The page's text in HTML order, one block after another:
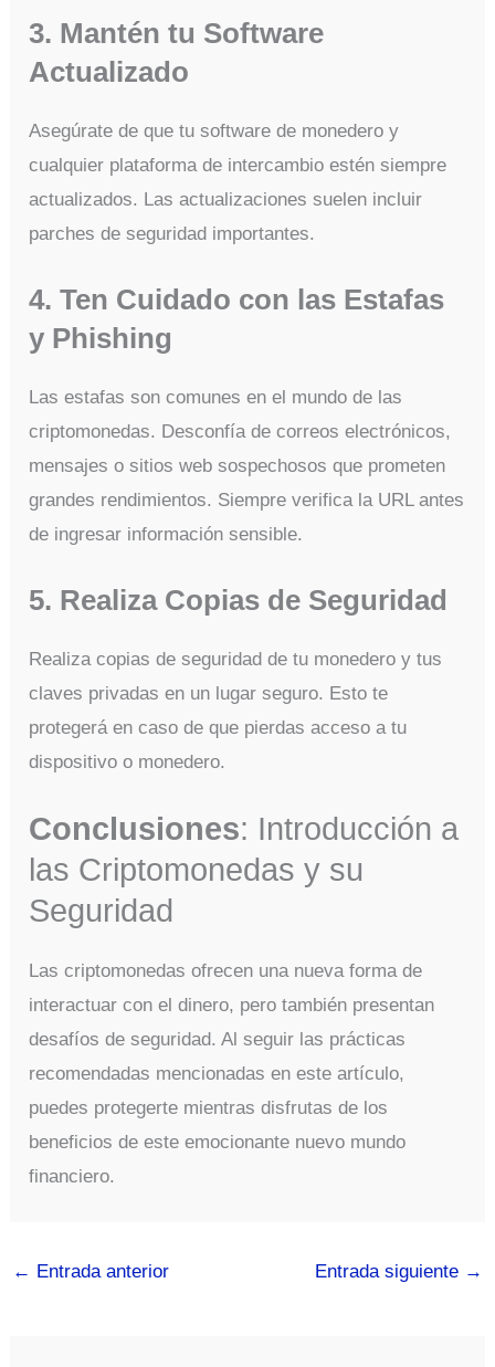
3. Mantén tu Software
Actualizado
Asegúrate de que tu software de monedero y
cualquier plataforma de intercambio estén siempre
actualizados. Las actualizaciones suelen incluir
parches de seguridad importantes.
4. Ten Cuidado con las Estafas
y Phishing
Las estafas son comunes en el mundo de las
criptomonedas. Desconfía de correos electrónicos,
mensajes o sitios web sospechosos que prometen
grandes rendimientos. Siempre verifica la URL antes
de ingresar información sensible.
5. Realiza Copias de Seguridad
Realiza copias de seguridad de tu monedero y tus
claves privadas en un lugar seguro. Esto te
protegerá en caso de que pierdas acceso a tu
dispositivo o monedero.
Conclusiones: Introducción a
las Criptomonedas y su
Seguridad
Las criptomonedas ofrecen una nueva forma de
interactuar con el dinero, pero también presentan
desafíos de seguridad. Al seguir las prácticas
recomendadas mencionadas en este artículo,
puedes protegerte mientras disfrutas de los
beneficios de este emocionante nuevo mundo
financiero.
← Entrada anterior Entrada siguiente →